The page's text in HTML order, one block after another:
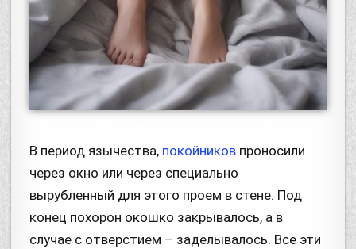
В период язычества, покойников проносили
через окно или через специально
вырубленный для этого проем в стене. Под
конец похорон окошко закрывалось, а в
случае с отверстием – заделывалось. Все эти